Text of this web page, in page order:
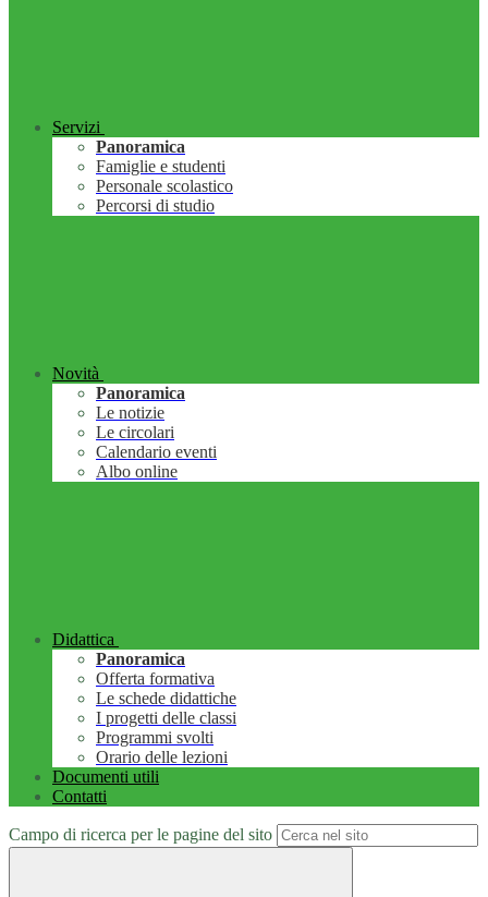
Servizi
Panoramica
Famiglie e studenti
Personale scolastico
Percorsi di studio
Novità
Panoramica
Le notizie
Le circolari
Calendario eventi
Albo online
Didattica
Panoramica
Offerta formativa
Le schede didattiche
I progetti delle classi
Programmi svolti
Orario delle lezioni
Documenti utili
Contatti
Campo di ricerca per le pagine del sito